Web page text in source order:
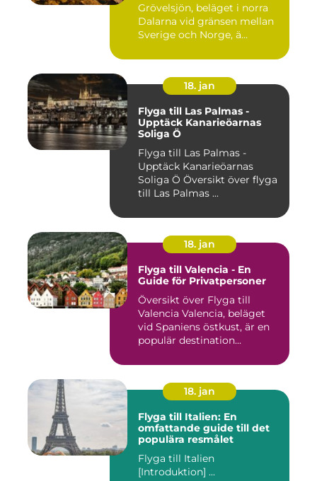
Grövelsjön, beläget i norra
Dalarna vid gränsen mellan
Sverige och Norge, ä...
18. jan
Flyga till Las Palmas -
Upptäck Kanarieöarnas
Soliga Ö
Flyga till Las Palmas -
Upptäck Kanarieöarnas
Soliga Ö Översikt över flyga
till Las Palmas ...
18. jan
Flyga till Valencia - En
Guide för Privatpersoner
Översikt över Flyga till
Valencia Valencia, beläget
vid Spaniens östkust, är en
populär destination...
18. jan
Flyga till Italien: En
omfattande guide till det
populära resmålet
Flyga till Italien
[Introduktion] ...